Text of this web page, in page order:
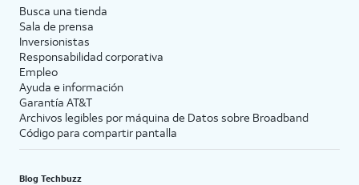
Busca una tienda
Sala de prensa
Inversionistas
Responsabilidad corporativa
Empleo
Ayuda e información
Garantía AT&T
Archivos legibles por máquina de Datos sobre Broadband
Código para compartir pantalla
Blog Techbuzz